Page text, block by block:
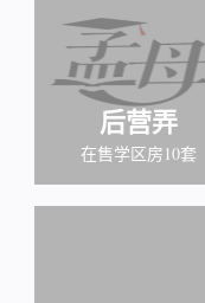
后营弄
在售学区房10套